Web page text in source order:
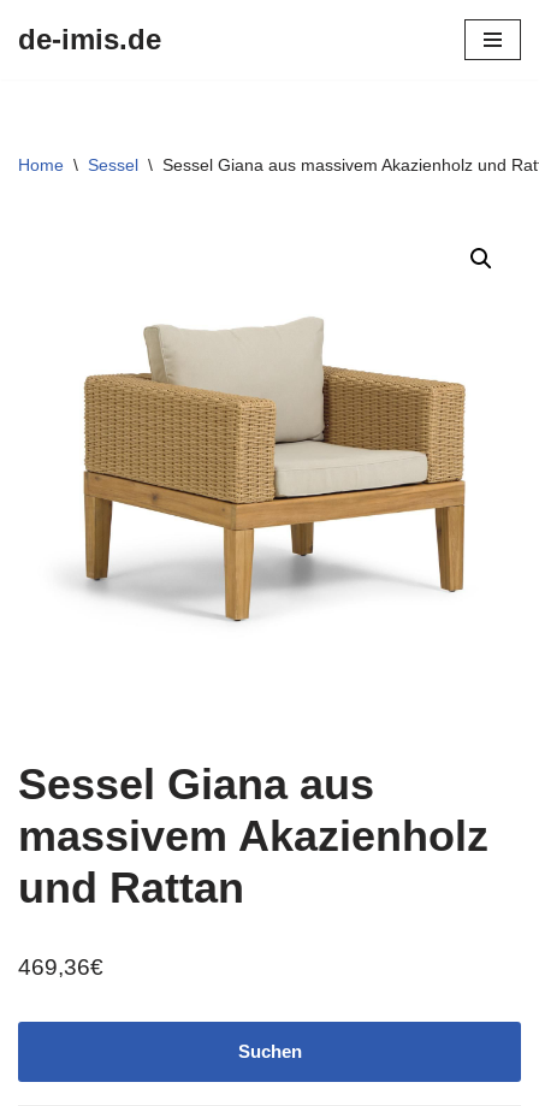
de-imis.de
Home \ Sessel \ Sessel Giana aus massivem Akazienholz und
Sessel Giana aus
massivem Akazienholz
und Rattan
469,36€
Suchen